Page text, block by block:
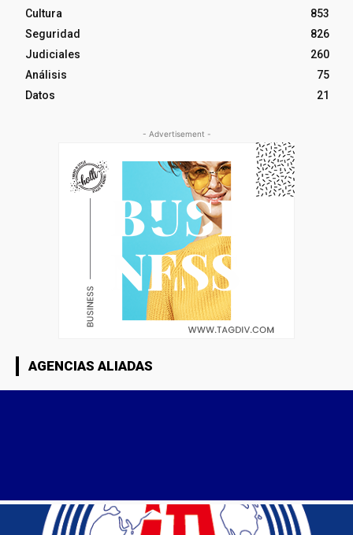
Cultura
853
Seguridad
826
Judiciales
260
Análisis
75
Datos
21
- Advertisement -
AGENCIAS ALIADAS